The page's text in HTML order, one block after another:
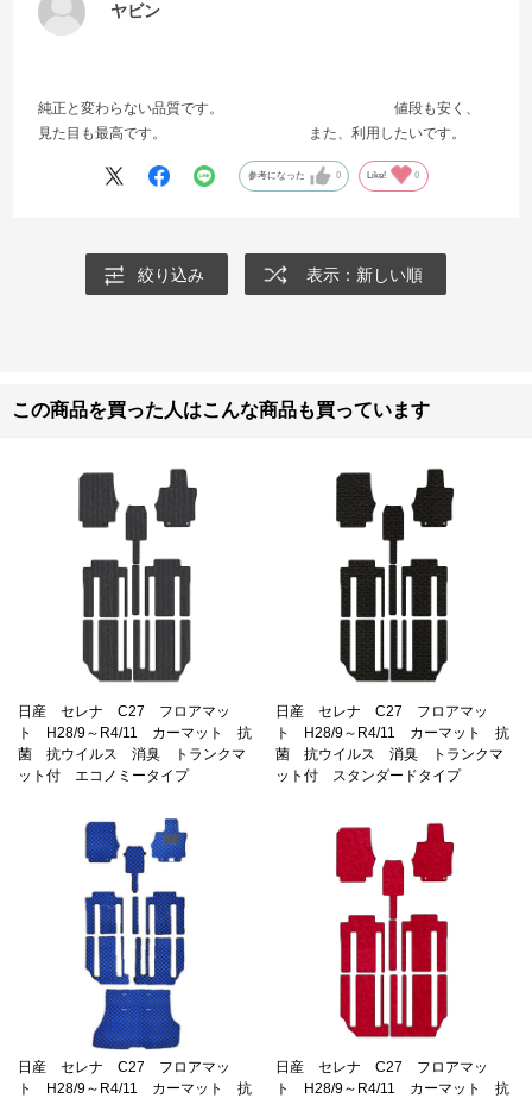
ヤビン
純正と変わらない品質です。 値段も安く、
見た目も最高です。 また、利用したいです。
参考になった 0 Like! 0
絞り込み 表示：新しい順
この商品を買った人はこんな商品も買っています
日産 セレナ C27 フロアマッ
ト H28/9～R4/11 カーマット 抗
菌 抗ウイルス 消臭 トランクマ
ット付 エコノミータイプ
日産 セレナ C27 フロアマッ
ト H28/9～R4/11 カーマット 抗
菌 抗ウイルス 消臭 トランクマ
ット付 スタンダードタイプ
日産 セレナ C27 フロアマッ
ト H28/9～R4/11 カーマット 抗
日産 セレナ C27 フロアマッ
ト H28/9～R4/11 カーマット 抗